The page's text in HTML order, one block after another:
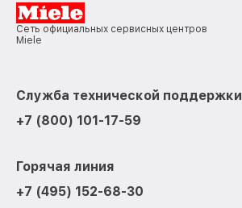
Сеть официальных сервисных центров
Miele
Служба технической поддержки
+7 (800) 101-17-59
Горячая линия
+7 (495) 152-68-30